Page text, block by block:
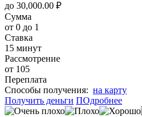
до 30,000.00 ₽
Сумма
от 0 до 1
Ставка
15 минут
Рассмотрение
от 105
Переплата
Cпособы получения: на карту
Получить деньги ПОдробнее